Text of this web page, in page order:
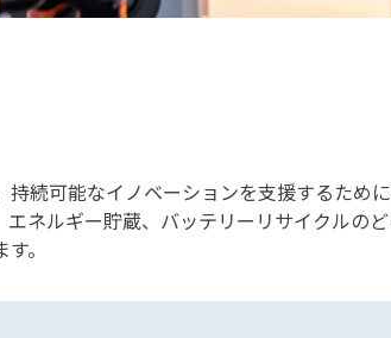
持続可能なイノベーションを支援するため
エネルギー貯蔵、バッテリーリサイクルの
。